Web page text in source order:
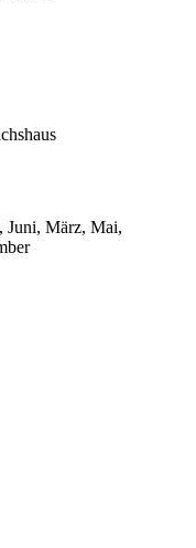
Juni, März, Mai,